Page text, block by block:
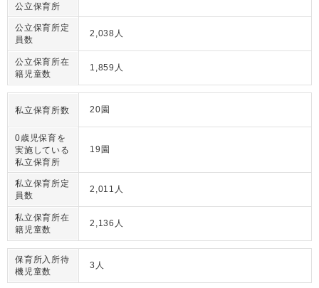
公立保育所
公立保育所定
員数
2,038人
公立保育所在
籍児童数
1,859人
私立保育所数 20園
0歳児保育を
実施している
私立保育所
19園
私立保育所定
員数
2,011人
私立保育所在
籍児童数
2,136人
保育所入所待
機児童数
3人